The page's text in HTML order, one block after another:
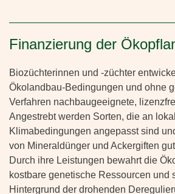
Finanzierung der
Biozüchterinnen und -züchter
Ökolandbau-Bedingungen und ohne
Verfahren nachbaugeeignete,
Angestrebt werden Sorten, die an
Klimabedingungen angepasst sind
von Mineraldünger und Ackergiften
Durch ihre Leistungen bewahrt die
kostbare genetische Ressourcen und
Hintergrund der drohenden